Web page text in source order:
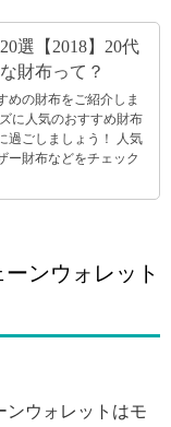
選【2018】20代
財布って？
めの財布をご紹介しま
に人気のおすすめ財布
過ごしましょう！ 人気
ー財布などをチェック
ンウォレット
ンウォレットはモ